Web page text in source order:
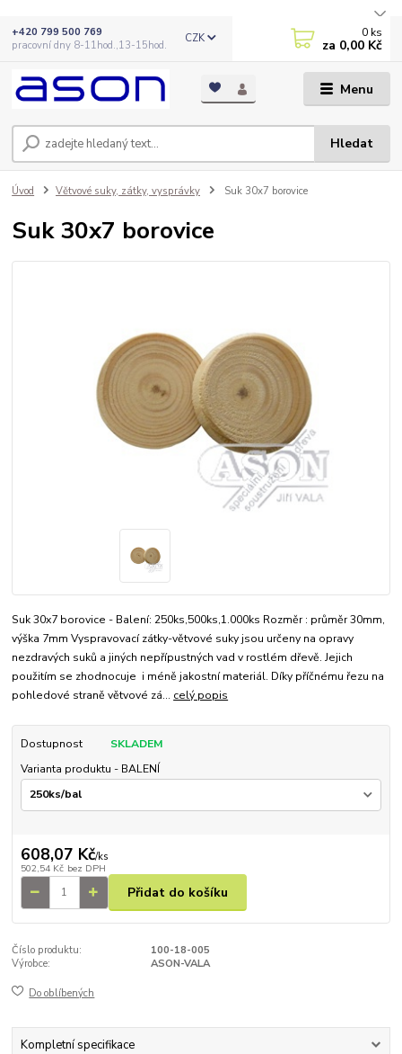
Menu
CZK
Hledat
+420 799 500 769
pracovní dny 8-11hod.,13-15hod.
0 ks
za 0,00 Kč
Úvod Větvové suky, zátky, vysprávky Suk 30x7 borovice
Suk 30x7 borovice
Suk 30x7 borovice - Balení: 250ks,500ks,1.000ks Rozměr : průměr 30mm,
výška 7mm Vyspravovací zátky-větvové suky jsou určeny na opravy
nezdravých suků a jiných nepřípustných vad v rostlém dřevě. Jejich
použitím se zhodnocuje i méně jakostní materiál. Díky příčnému řezu na
pohledové straně větvové zá... celý popis
Dostupnost
SKLADEM
Varianta produktu - BALENÍ
608,07 Kč/ks
502,54 Kč bez DPH
Přidat do košíku
Číslo produktu:
100-18-005
Výrobce:
ASON-VALA
Do oblíbených
Kompletní specifikace